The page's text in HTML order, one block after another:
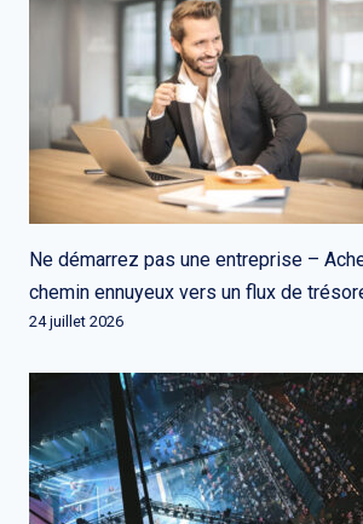
Ne démarrez pas une entreprise –
chemin ennuyeux vers un flux de
24 juillet 2026